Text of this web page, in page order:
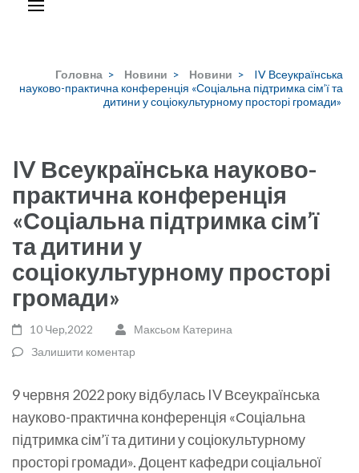
Головна > Новини > Новини >
IV Всеукраїнська
науково-практична конференція «Соціальна підтримка сім’ї та
дитини у соціокультурному просторі громади»
IV Всеукраїнська науково-
практична конференція
«Соціальна підтримка сім’ї
та дитини у
соціокультурному просторі
громади»
10 Чер,2022
Максьом Катерина
Залишити коментар
9 червня 2022 року відбулась IV Всеукраїнська
науково-практична конференція «Соціальна
підтримка сім’ї та дитини у соціокультурному
просторі громади». Доцент кафедри соціальної